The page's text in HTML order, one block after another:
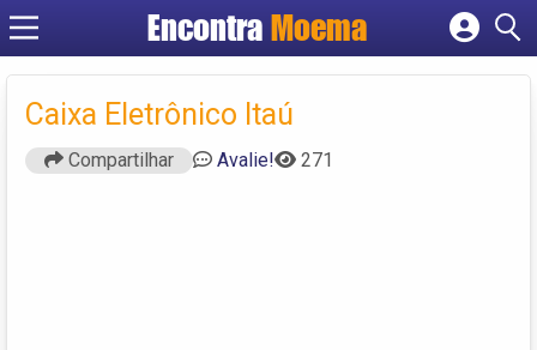
Encontra Moema
Criar conta
Caixa Eletrônico Itaú
Compartilhar Avalie! 271